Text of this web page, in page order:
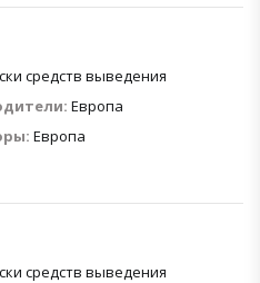
средств выведения
Европа
Европа
средств выведения